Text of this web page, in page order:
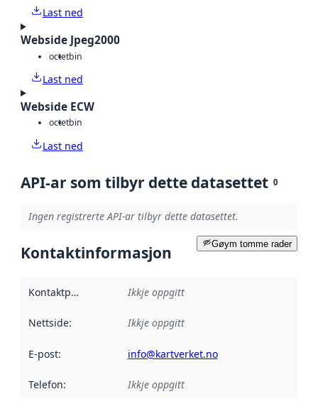
Last ned
Webside Jpeg2000
octetbin
Last ned
Webside ECW
octetbin
Last ned
API-ar som tilbyr dette datasettet 0
Ingen registrerte API-ar tilbyr dette datasettet.
Gøym tomme rader
Kontaktinformasjon
Kontaktpunkt Ikkje oppgitt
Nettside: Ikkje oppgitt
E-post: info@kartverket.no
Telefon: Ikkje oppgitt